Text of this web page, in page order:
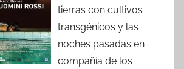
tierras con cultivos
transgénicos y las
noches pasadas en
compañía de los